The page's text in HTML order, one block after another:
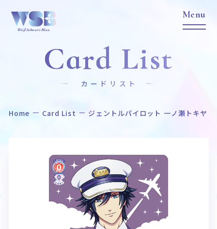
Home News
作品タイトル 商品情報
Event
イベント
Card List
カードリスト
Rule / Q&A Deck Recipe
Card List
カードリスト
Home Card List ジェントルパイロット 一ノ瀬トキヤ